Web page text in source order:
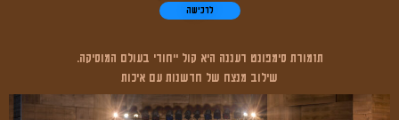
לרכישה
ת זמורת סימפונט רעננה היא קול ייחודי בעולם המוסיקה.
שילוב מנצח של חדשנות עם איכות